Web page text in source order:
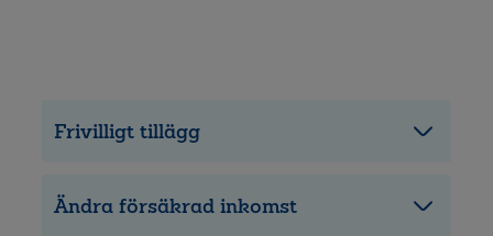
Frivilligt tillägg
Ändra försäkrad inkomst